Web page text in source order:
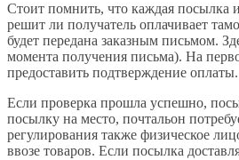
Стоит помнить, что каждая посылка
решит ли получатель оплачивает
будет передана заказным письмом.
момента получения письма). На
предоставить подтверждение оплаты.
Если проверка прошла успешно,
посылку на место, почтальон
регулирования также физическое
ввозе товаров. Если посылка